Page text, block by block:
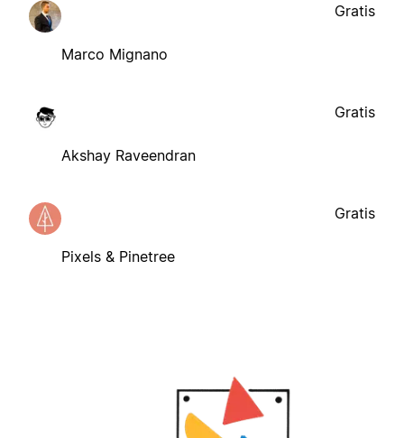
Marco Mignano
Gratis
Akshay Raveendran
Gratis
Pixels & Pinetree
Gratis